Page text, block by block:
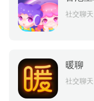
社交聊天
暖聊
社交聊天